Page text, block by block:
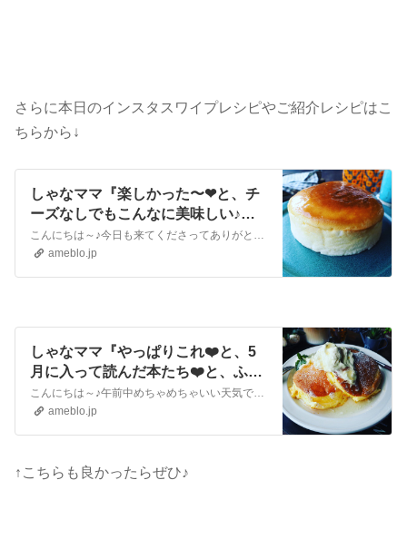
さらに本日のインスタスワイプレシピやご紹介レシピはこ
ちらから↓
しゃなママ『楽しかった〜❤と、チ
ーズなしでもこんなに美味しい♪ヨ
ーグルトスフレケーキ❤』
こんにちは～♪今日も来てくださってありがとうございます。いつも沢山のコメントやメッセージ、クリップやリブログもほんとに嬉しいです♪全部にお返事できなくて申し訳…
ameblo.jp
しゃなママ『やっぱりこれ❤️と、5
月に入って読んだ本たち❤️と、ふわ
んふわんスフレパンケーキ♪』
こんにちは～♪午前中めちゃめちゃいい天気で週末掃除もはかどったんですが、西の方からだんだん黒い雲が！明日から本格に雨になるようですがもうそろそろ降り始めるのか…
ameblo.jp
↑こちらも良かったらぜひ♪